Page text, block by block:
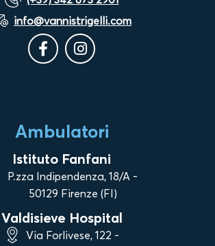
info@vannistrigelli.com
Ambulatori
Istituto Fanfani
P.zza Indipendenza, 18/A -
50129 Firenze (FI)
Valdisieve Hospital
Via Forlivese, 122 -